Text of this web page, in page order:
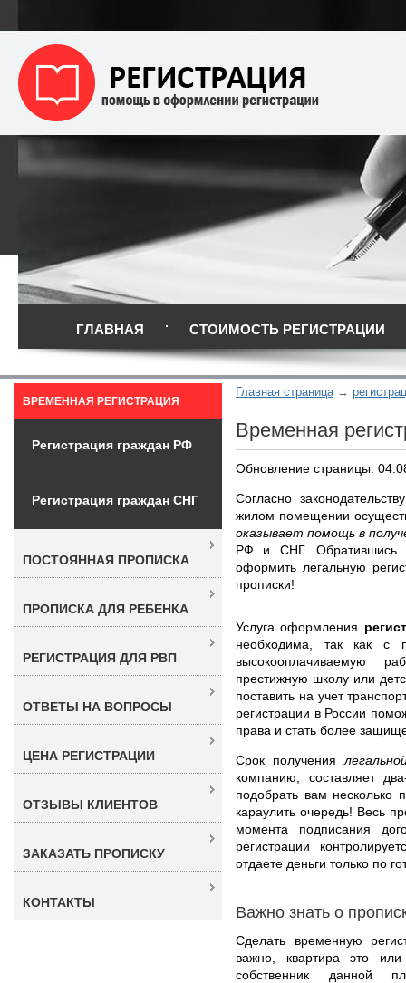
ГЛАВНАЯ СТОИМОСТЬ РЕГИСТРАЦИИ
Главная страница
Временная
Обновление страницы:
Согласно
жилом помещении
оказывает помощь в
РФ и СНГ. Обратившись
оформить легальную
прописки!
Услуга оформления
необходима, так как с
высокооплачиваемую
престижную школу или
поставить на учет
регистрации в России
права и стать более
Срок получения
компанию, составляет
подобрать вам несколько
караулить очередь! Весь
момента подписания
регистрации
отдаете деньги только по
Важно знать о
Сделать временную
важно, квартира это
собственник данной
ВРЕМЕННАЯ РЕГИСТРАЦИЯ
Регистрация граждан РФ
Регистрация граждан СНГ
ПОСТОЯННАЯ ПРОПИСКА
ПРОПИСКА ДЛЯ РЕБЕНКА
РЕГИСТРАЦИЯ ДЛЯ РВП
ОТВЕТЫ НА ВОПРОСЫ
ЦЕНА РЕГИСТРАЦИИ
ОТЗЫВЫ КЛИЕНТОВ
ЗАКАЗАТЬ ПРОПИСКУ
КОНТАКТЫ